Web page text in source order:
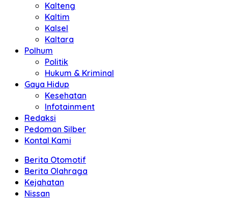
Kalteng
Kaltim
Kalsel
Kaltara
Polhum
Politik
Hukum & Kriminal
Gaya Hidup
Kesehatan
Infotainment
Redaksi
Pedoman Silber
Kontal Kami
Berita Otomotif
Berita Olahraga
Kejahatan
Nissan